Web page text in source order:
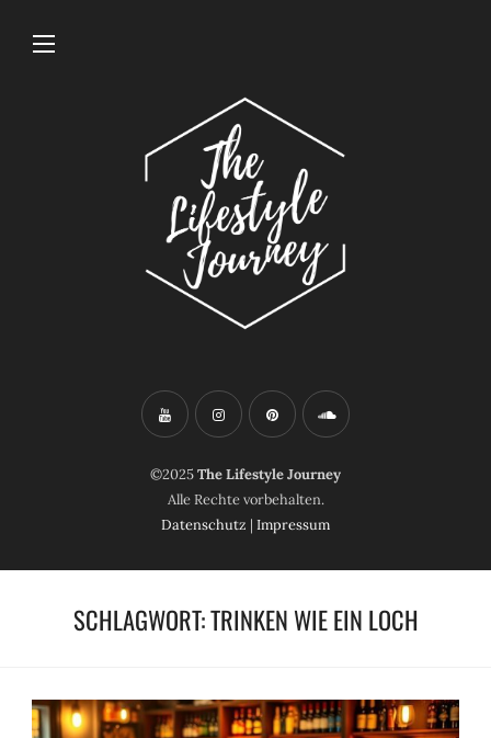
©2025The Lifestyle Journey
Alle Rechte vorbehalten.
Datenschutz | Impressum
SCHLAGWORT:TRINKEN WIE EIN LOCH